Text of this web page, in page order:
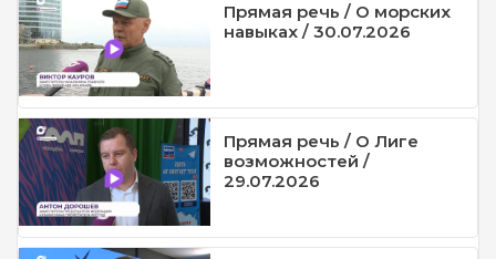
Прямая речь / О морских
навыках / 30.07.2026
Прямая речь / О Лиге
возможностей /
29.07.2026